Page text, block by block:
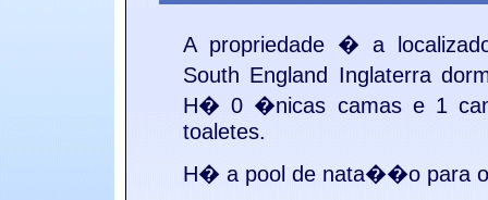
A propriedade � a
South England Inglaterra
H� 0 �nicas camas e 1
toaletes.
H� a pool de nata��o para